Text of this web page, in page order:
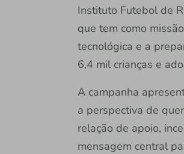
Instituto Futebol de
que tem como
tecnológica e a
6,4 mil crianças e
A campanha
a perspectiva de
relação de apoio,
mensagem central